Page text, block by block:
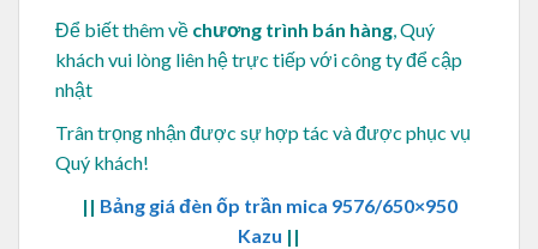
Để biết thêm về chương trình bán hàng, Quý
khách vui lòng liên hệ trực tiếp với công ty để cập
nhật
Trân trọng nhận được sự hợp tác và được phục vụ
Quý khách!
|| Bảng giá đèn ốp trần mica 9576/650×950
Kazu ||